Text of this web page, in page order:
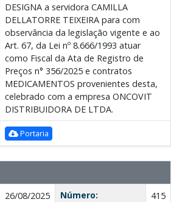
DESIGNA a servidora CAMILLA
DELLATORRE TEIXEIRA para com
observância da legislação vigente e ao
Art. 67, da Lei nº 8.666/1993 atuar
como Fiscal da Ata de Registro de
Preços n° 356/2025 e contratos
MEDICAMENTOS provenientes desta,
celebrado com a empresa ONCOVIT
DISTRIBUIDORA DE LTDA.
Portaria
26/08/2025 Número:
415